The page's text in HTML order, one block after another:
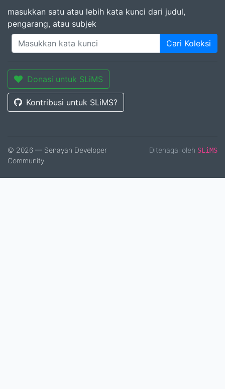
masukkan satu atau lebih kata kunci dari judul,
pengarang, atau subjek
Cari Koleksi
Donasi untuk SLiMS
Kontribusi untuk SLiMS?
© 2026 — Senayan Developer
Community
Ditenagai oleh SLiMS